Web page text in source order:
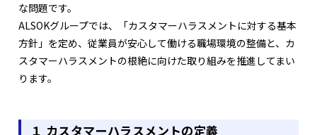
な問題です。
ALSOKグループでは、「カスタマーハラスメントに対する基本
方針」を定め、従業員が安心して働ける職場環境の整備と、カ
スタマーハラスメントの根絶に向けた取り組みを推進してまい
ります。
１ カスタマーハラスメントの定義